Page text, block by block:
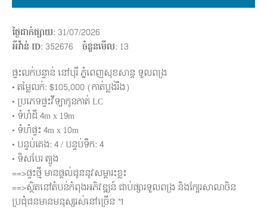
ថ្ងៃដាក់ផ្សាយ: 31/07/2026
អីវ៉ាន់ ID: 352676 ចំនួនមើល: 13
ផ្ទះលក់បន្ទាន់ នៅបុរី ភ្នំពេញសុខសាន្ដ ទួលពង្រ
• តម្លៃលក់: $105,000​ (កាត់ប្លង់រឹង)
•​​ ប្រភេទផ្ទះវីឡាកូនកាត់ LC
• ទំហំដី 4m x 19m
• ទំហំផ្ទះ 4m x 10m
• បន្ទប់គេង: 4 / បន្ទប់ទឹក: 4
• ទិសបែរ ត្បូង
==>ផ្ទះថ្មី មានផ្ដល់ជូននូវសម្ភារះខ្លះ
==>ស្ថិតនៅតំបន់កំពុងអភិវឌ្ឍន៍ ជាប់ផ្សារទួលពង្រ និងក្បែរសាលាចិន
ប្រជុំជនមានមនុស្សរស់នៅច្រើន ។